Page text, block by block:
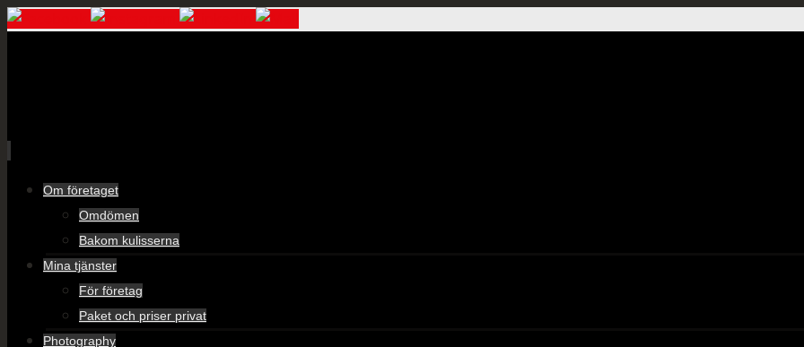
Skip
Om företaget
Omdömen
Bakom kulisserna
Mina tjänster
För företag
Paket och priser privat
Photography